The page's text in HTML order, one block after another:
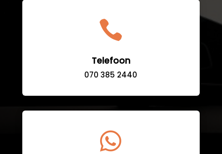

Telefoon
070 385 2440
